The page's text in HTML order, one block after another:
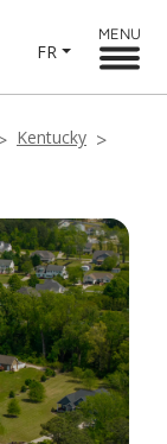
FR
MENU
Kentucky